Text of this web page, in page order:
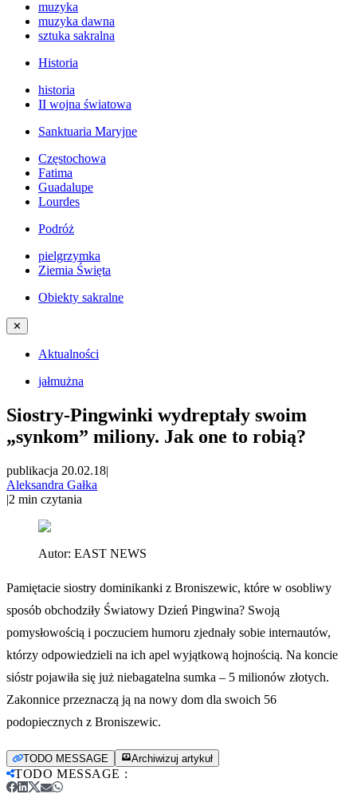
muzyka
muzyka dawna
sztuka sakralna
Historia
historia
II wojna światowa
Sanktuaria Maryjne
Częstochowa
Fatima
Guadalupe
Lourdes
Podróż
pielgrzymka
Ziemia Święta
Obiekty sakralne
✕
Aktualności
jałmużna
Siostry-Pingwinki wydreptały swoim
„synkom” miliony. Jak one to robią?
publikacja 20.02.18|
Aleksandra Gałka
|2 min czytania
Autor: EAST NEWS
Pamiętacie siostry dominikanki z Broniszewic, które w osobliwy
sposób obchodziły Światowy Dzień Pingwina? Swoją
pomysłowością i poczuciem humoru zjednały sobie internautów,
którzy odpowiedzieli na ich apel wyjątkową hojnością. Na koncie
sióstr pojawiła się już niebagatelna sumka – 5 milionów złotych.
Zakonnice przeznaczą ją na nowy dom dla swoich 56
podopiecznych z Broniszewic.
TODO MESSAGE Archiwizuj artykuł
TODO MESSAGE :